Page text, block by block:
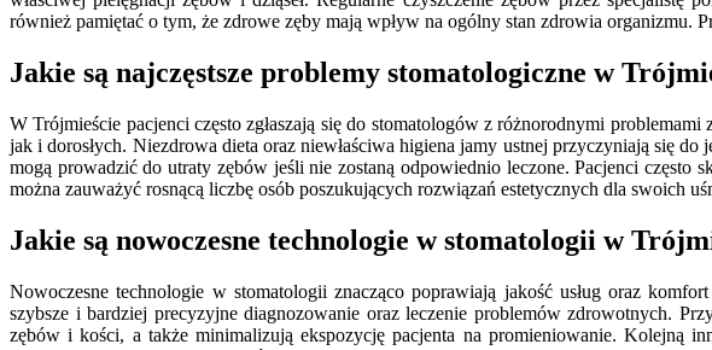
również pamiętać o tym, że zdrowe zęby mają wpływ na ogólny stan zdrowia organizmu.
Jakie są najczęstsze problemy stomatologiczne w
W Trójmieście pacjenci często zgłaszają się do stomatologów z różnorodnymi
jak i dorosłych. Niezdrowa dieta oraz niewłaściwa higiena jamy ustnej przyczyniają się
mogą prowadzić do utraty zębów jeśli nie zostaną odpowiednio leczone. Pacjenci
można zauważyć rosnącą liczbę osób poszukujących rozwiązań estetycznych dla swoich
Jakie są nowoczesne technologie w stomatologii w
Nowoczesne technologie w stomatologii znacząco poprawiają jakość usług oraz
szybsze i bardziej precyzyjne diagnozowanie oraz leczenie problemów zdrowotnych.
zębów i kości, a także minimalizują ekspozycję pacjenta na promieniowanie. Kolejną